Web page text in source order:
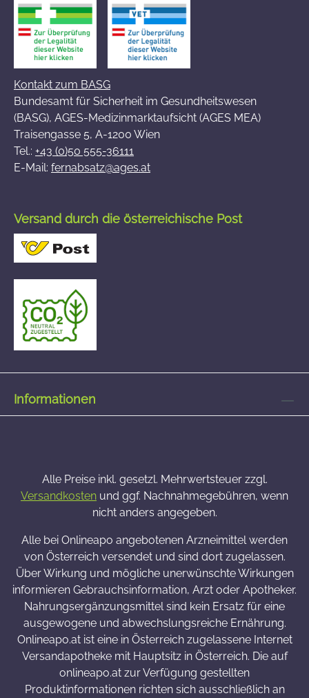
Kontakt zum BASG
Bundesamt für Sicherheit im Gesundheitswesen
(BASG), AGES-Medizinmarktaufsicht (AGES MEA)
Traisengasse 5, A-1200 Wien
Tel.: +43 (0)50 555-36111
E-Mail: fernabsatz@ages.at
Versand durch die österreichische Post
Informationen
Alle Preise inkl. gesetzl. Mehrwertsteuer zzgl.
Versandkosten und ggf. Nachnahmegebühren, wenn
nicht anders angegeben.
Alle bei Onlineapo angebotenen Arzneimittel werden
von Österreich versendet und sind dort zugelassen.
Über Wirkung und mögliche unerwünschte Wirkungen
informieren Gebrauchsinformation, Arzt oder Apotheker.
Nahrungsergänzungsmittel sind kein Ersatz für eine
ausgewogene und abwechslungsreiche Ernährung.
Onlineapo.at ist eine in Österreich zugelassene Internet
Versandapotheke mit Hauptsitz in Österreich. Die auf
onlineapo.at zur Verfügung gestellten
Produktinformationen richten sich ausschließlich an